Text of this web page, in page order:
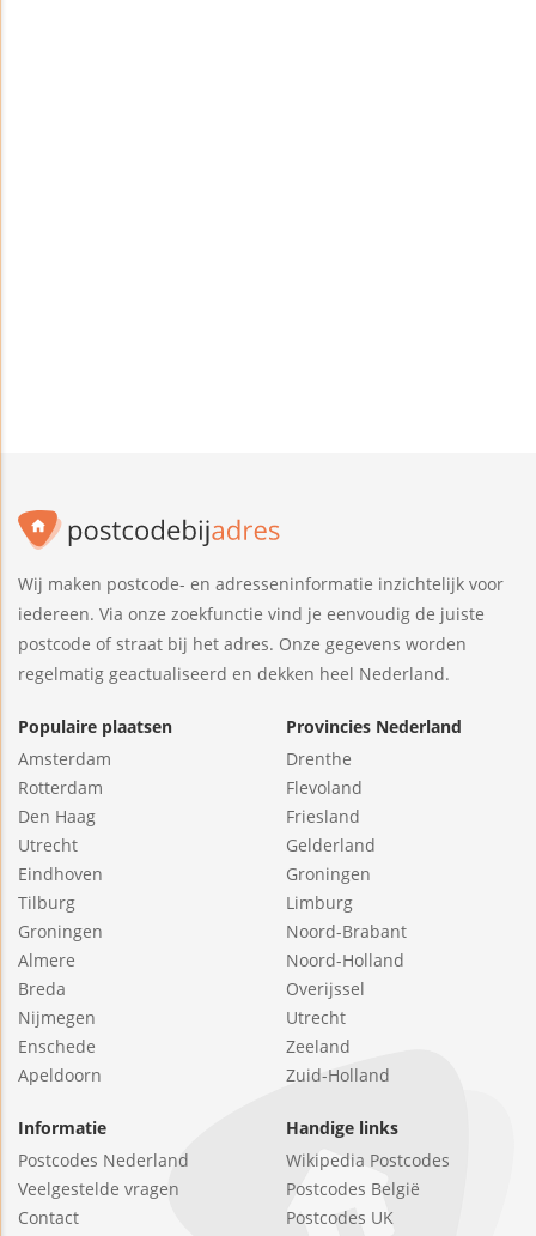
Wij maken postcode- en adresseninformatie inzichtelijk voor
iedereen. Via onze zoekfunctie vind je eenvoudig de juiste
postcode of straat bij het adres. Onze gegevens worden
regelmatig geactualiseerd en dekken heel Nederland.
Populaire plaatsen
Amsterdam
Rotterdam
Den Haag
Utrecht
Eindhoven
Tilburg
Groningen
Almere
Breda
Nijmegen
Enschede
Apeldoorn
Provincies Nederland
Drenthe
Flevoland
Friesland
Gelderland
Groningen
Limburg
Noord-Brabant
Noord-Holland
Overijssel
Utrecht
Zeeland
Zuid-Holland
Informatie
Postcodes Nederland
Veelgestelde vragen
Contact
Handige links
Wikipedia Postcodes
Postcodes België
Postcodes UK